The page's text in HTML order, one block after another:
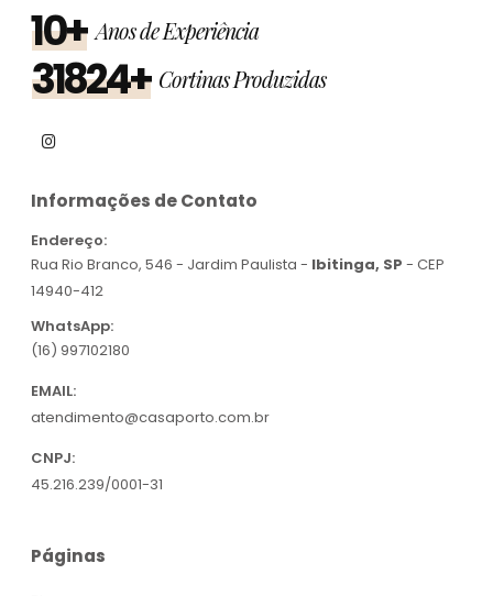
10+ Anos de Experiência
31824+ Cortinas Produzidas
Informações de Contato
Endereço:
Rua Rio Branco, 546 - Jardim Paulista - Ibitinga, SP - CEP
14940-412
WhatsApp:
(16) 997102180
EMAIL:
atendimento@casaporto.com.br
CNPJ:
45.216.239/0001-31
Páginas